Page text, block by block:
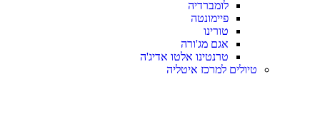
לומברדיה
פיימונטה
טורינו
אגם מג'ורה
טרנטינו אלטו אדיג'ה
טיולים למרכז איטליה